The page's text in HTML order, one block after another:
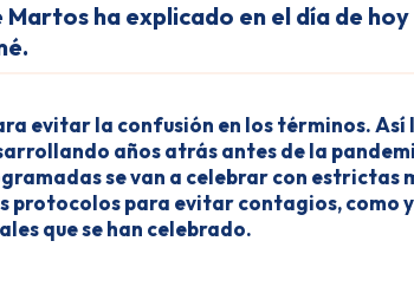
ha explicado en el día de
evitar la confusión en los términos. Así
años atrás antes de la
se van a celebrar con estrictas
protocolos para evitar contagios, como
que se han celebrado.